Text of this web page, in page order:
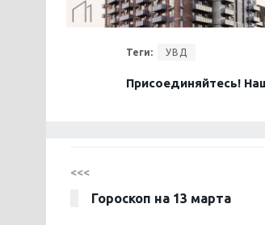
Теги: УВД
Присоединяйтесь!
<<<
Гороскоп на 13 марта